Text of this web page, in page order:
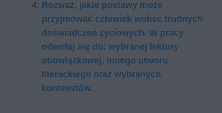
Rozważ, jakie postawy może
przyjmować człowiek wobec trudnych
doświadczeń życiowych. W pracy
odwołaj się do: wybranej lektury
obowiązkowej, innego utworu
literackiego oraz wybranych
kontekstów.